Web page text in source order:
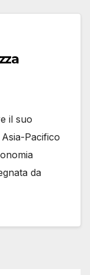
il suo
Pacifico
da